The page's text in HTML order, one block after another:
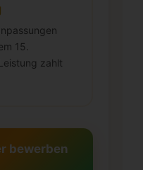
15.
zahlt
bewerben